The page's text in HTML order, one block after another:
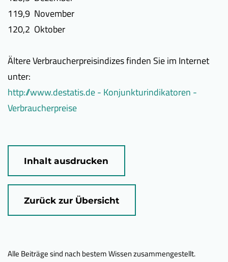
119,9 November
120,2 Oktober
Ältere Verbraucherpreisindizes finden Sie im Internet
unter:
http://www.destatis.de - Konjunkturindikatoren -
Verbraucherpreise
Inhalt ausdrucken
Zurück zur Übersicht
Alle Beiträge sind nach bestem Wissen zusammengestellt.